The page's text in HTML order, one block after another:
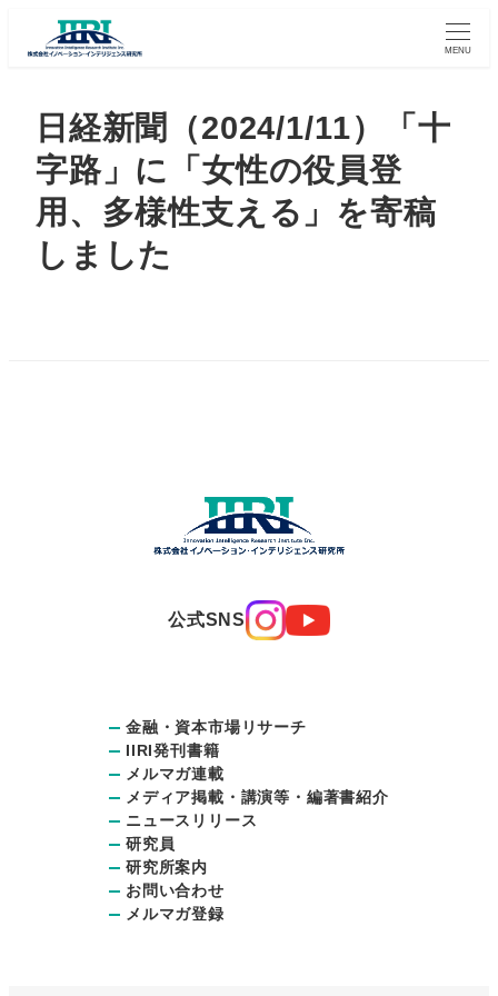
MENU
日経新聞（2024/1/11）「十
字路」に「女性の役員登
用、多様性支える」を寄稿
しました
公式SNS
金融・資本市場リサーチ
IIRI発刊書籍
メルマガ連載
メディア掲載・講演等・編著書紹介
ニュースリリース
研究員
研究所案内
お問い合わせ
メルマガ登録